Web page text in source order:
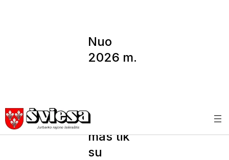
Nuo
2026 m.
pardavi
mas tik
su